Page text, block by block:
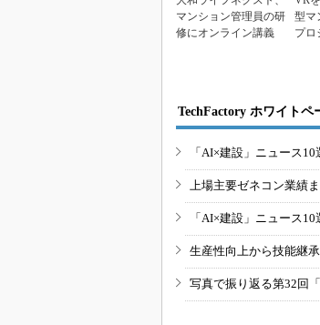
マンション管理員の研
修にオンライン講義
型マ
プロ
TechFactory ホワイトペ
「AI×建設」ニュース10
上場主要ゼネコン業績
「AI×建設」ニュース10
生産性向上から技能継
写真で振り返る第32回